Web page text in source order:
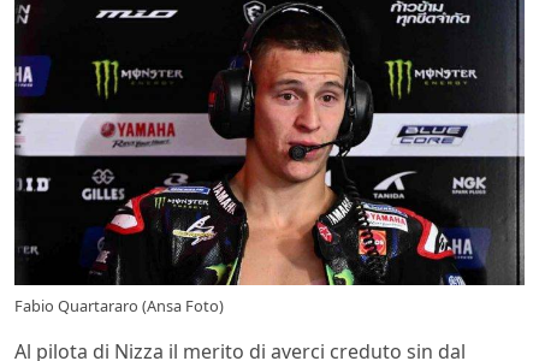
Fabio Quartararo (Ansa Foto)
Al pilota di Nizza il merito di averci creduto sin dal